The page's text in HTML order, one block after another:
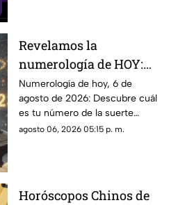
Revelamos la
numerología de HOY:
Conoce el número de la
suerte de este jueves 6
de agosto de 2026, para
cada signo del zodiaco
Numerología de hoy, 6 de
agosto de 2026: Descubre cuál
es tu número de la suerte
según tu signo zodiacal.
agosto 06, 2026 05:15 p. m.
Horóscopos Chinos de